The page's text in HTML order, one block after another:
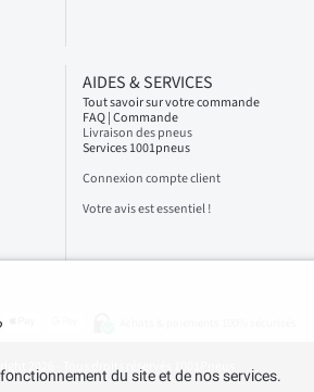
AIDES & SERVICES
Tout savoir sur votre commande
FAQ | Commande
Livraison des pneus
Services 1001pneus
Connexion compte client
Votre avis est essentiel !
2026 - Tous droits réservés 1001Pneus
du site et de nos services.